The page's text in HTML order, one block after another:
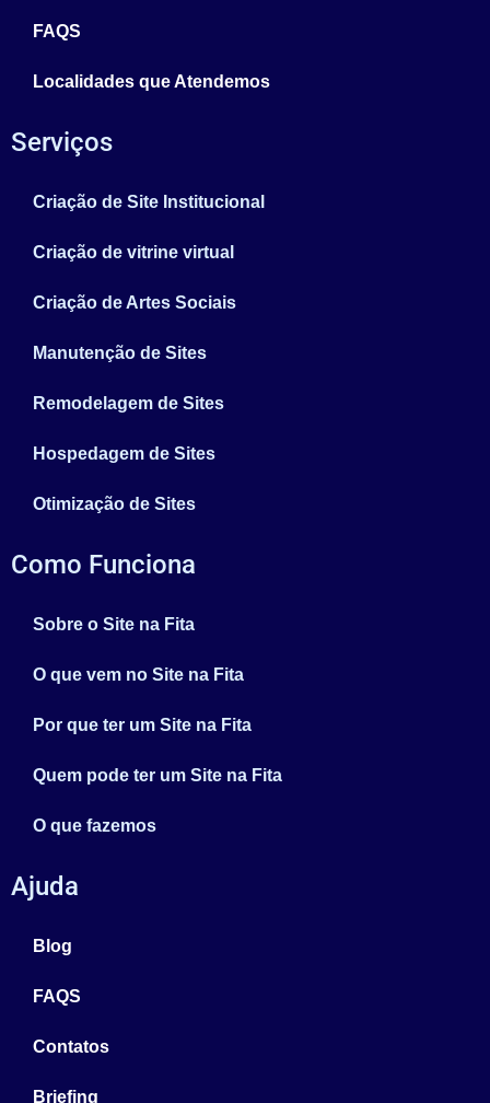
FAQS
Localidades que Atendemos
Serviços
Criação de Site Institucional
Criação de vitrine virtual
Criação de Artes Sociais
Manutenção de Sites
Remodelagem de Sites
Hospedagem de Sites
Otimização de Sites
Como Funciona
Sobre o Site na Fita
O que vem no Site na Fita
Por que ter um Site na Fita
Quem pode ter um Site na Fita
O que fazemos
Ajuda
Blog
FAQS
Contatos
Briefing